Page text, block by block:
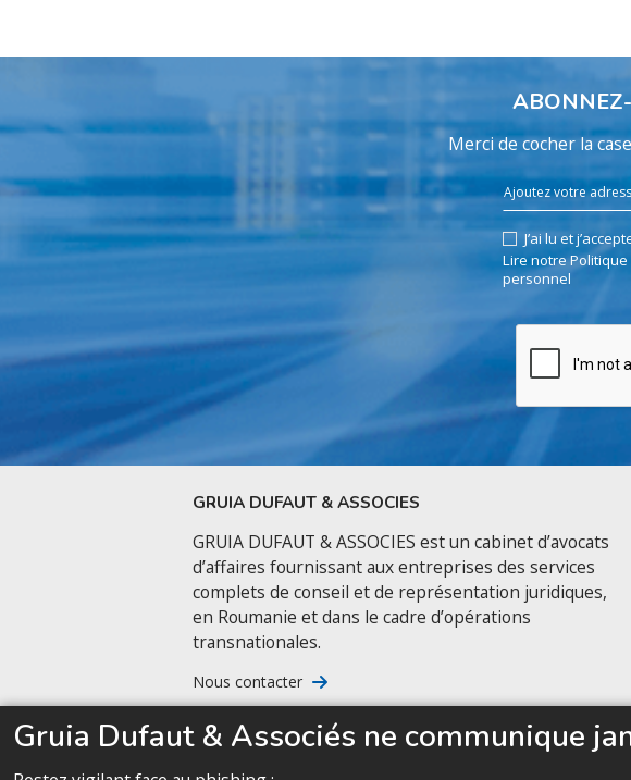
Merci de cocher la
J’ai lu et
Lire notre
personnel
GRUIA DUFAUT & ASSOCIES
GRUIA DUFAUT & ASSOCIES est un cabinet d’avocats
d’affaires fournissant aux entreprises des services
complets de conseil et de représentation juridiques,
en Roumanie et dans le cadre d’opérations
transnationales.
Nous contacter
Gruia Dufaut & Associés ne communique